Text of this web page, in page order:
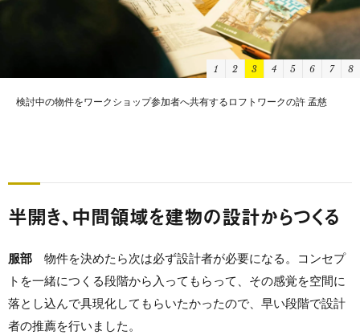
ゲストハウス運営の経験から、人が交わる機会がありつつも、近すぎない距
1 2 3 4 5 6 7 8
半開き、中間領域を建物の設計からつくる
服部 物件を決めたら次は必ず設計者が必要になる。コンセプ
トを一緒につくる段階から入ってもらって、その感覚を空間に
落とし込んで具現化してもらいたかったので、早い段階で設計
者の推薦を行いました。